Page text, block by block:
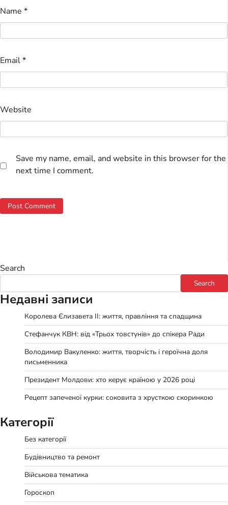
Name *
Email*
Website
Save my name, email, and website in this browser for the
next time I comment.
Search
Search
Недавні записи
Королева Єлизавета II: життя, правління та спадщина
Стефанчук КВН: від «Трьох товстунів» до спікера Ради
Володимир Вакуленко: життя, творчість і героїчна доля
письменника
Президент Молдови: хто керує країною у 2026 році
Рецепт запеченої курки: соковита з хрусткою скоринкою
Категорії
Без категорії
Будівництво та ремонт
Військова тематика
Гороскоп